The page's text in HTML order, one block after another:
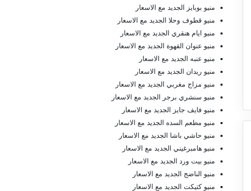
منيو بوبايز الجديد مع الاسعار
منيو قطوف وحلا الجديد مع الاسعار
منيو ايام هنقري الجديد مع الاسعار
منيو عنوان القهوة الجديد مع الاسعار
منيو عنبه الجديد مع الاسعار
منيو ريدان الجديد مع الاسعار
منيو مزاج مغربي الجديد مع الاسعار
منيو سنشري برجر الجديد مع الاسعار
منيو فايف جايز الجديد مع الاسعار
منيو مطعم السده الجديد مع الاسعار
منيو حاشي باشا الجديد مع الاسعار
منيو هامبرغيني الجديد مع الاسعار
منيو بيت ورد الجديد مع الاسعار
منيو الناضج الجديد مع الاسعار
منيو كتيكت الجديد مع الاسعار